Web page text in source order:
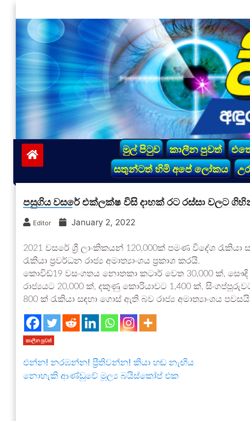
to
content
vinivida.lk
මුල් පිටුව කාලීන පුවත්
සතුන්ටත් හිමි අපේ ලෝකය
පසුගිය වසරේ එක්ලක්ෂ විසි දාහක් රට රස්සා වලට
Editor January 2, 2022
2021 වසරේ ශ්‍රී ලාංකිකයන් 120,000ක් පමණ විදේශ
රැකියා ප්‍රවර්ධන රාජ්‍ය අමාත්‍යාංශය ප්‍රකාශ කරයි.
කොවිඩ්19 වසංගතය නොතකා කටාර් වෙත 30,000 ක්, සෞදි
රාජ්‍යයට 20,000 ක්, දකුණු කොරියාවට 1,400 ක්,
800 ක් රැකියා සඳහා ගොස් ඇති බව රාජ්‍ය අමාත්‍යාංශය
කාලීන පුවත්
එන්න! නරඹන්න! ප්‍රීතිවන්න! කියා හඬ නැඟිය
නොහැකි ආණ්ඩුවේ මූල්‍ය බයිස්කෝප් එක